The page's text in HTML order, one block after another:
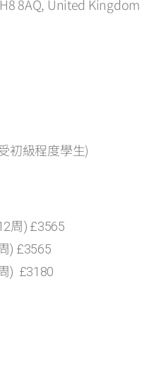
8AQ, United Kingdom
初級程度學生)
周) £3565
) £3565
) £3180